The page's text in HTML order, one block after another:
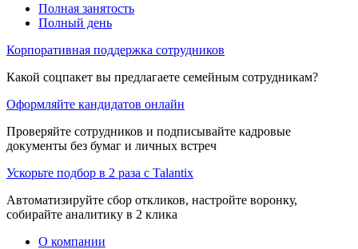
Полная занятость
Полный день
Корпоративная поддержка сотрудников
Какой соцпакет вы предлагаете семейным сотрудникам?
Оформляйте кандидатов онлайн
Проверяйте сотрудников и подписывайте кадровые
документы без бумаг и личных встреч
Ускорьте подбор в 2 раза с Talantix
Автоматизируйте сбор откликов, настройте воронку,
собирайте аналитику в 2 клика
О компании